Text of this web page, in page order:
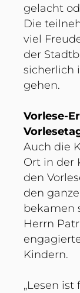
gelacht
Die
viel
der
sicherlich
gehen.
Vorlese-
Auch die
Ort in der
den
den
bekamen
Herrn
Kindern.
„Lesen